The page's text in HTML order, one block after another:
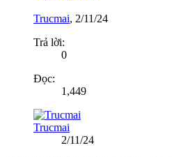
Trucmai, 2/11/24
Trả lời:
0
Đọc:
1,449
Trucmai
2/11/24